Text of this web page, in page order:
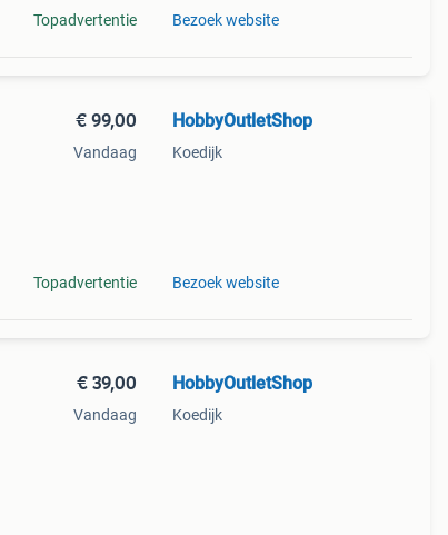
Topadvertentie Bezoek website
€ 99,00
Vandaag
Topadvertentie
HobbyOutletShop
Koedijk
Bezoek website
€ 39,00
Vandaag
HobbyOutletShop
Koedijk